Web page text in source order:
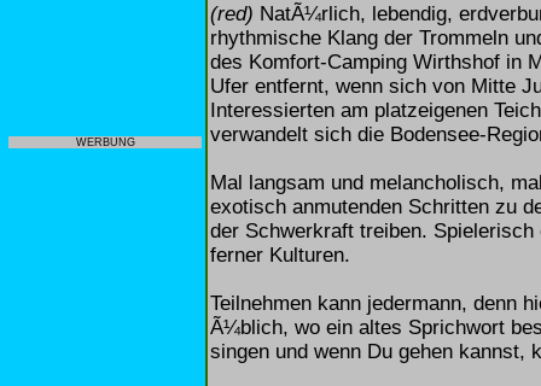
WERBUNG
(red) NatÃ¼rlich, lebendig,
rhythmische Klang der Trommeln
des Komfort-Camping Wirthshof in
Ufer entfernt, wenn sich von Mitte
Interessierten am platzeigenen
verwandelt sich die Bodensee-
Mal langsam und melancholisch,
exotisch anmutenden Schritten zu
der Schwerkraft treiben.
ferner Kulturen.
Teilnehmen kann jedermann, denn
Ã¼blich, wo ein altes Sprichwort
singen und wenn Du gehen kannst,